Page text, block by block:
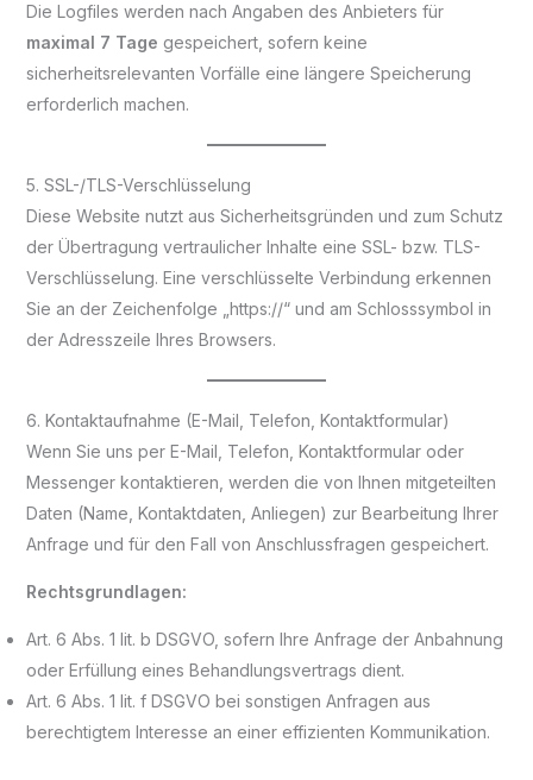
Die Logfiles werden nach Angaben des Anbieters für
maximal 7 Tage gespeichert, sofern keine
sicherheitsrelevanten Vorfälle eine längere Speicherung
erforderlich machen.
5. SSL-/TLS-Verschlüsselung
Diese Website nutzt aus Sicherheitsgründen und zum Schutz
der Übertragung vertraulicher Inhalte eine SSL- bzw. TLS-
Verschlüsselung. Eine verschlüsselte Verbindung erkennen
Sie an der Zeichenfolge „https://“ und am Schlosssymbol in
der Adresszeile Ihres Browsers.
6. Kontaktaufnahme (E-Mail, Telefon, Kontaktformular)
Wenn Sie uns per E-Mail, Telefon, Kontaktformular oder
Messenger kontaktieren, werden die von Ihnen mitgeteilten
Daten (Name, Kontaktdaten, Anliegen) zur Bearbeitung Ihrer
Anfrage und für den Fall von Anschlussfragen gespeichert.
Rechtsgrundlagen:
Art. 6 Abs. 1 lit. b DSGVO, sofern Ihre Anfrage der Anbahnung
oder Erfüllung eines Behandlungsvertrags dient.
Art. 6 Abs. 1 lit. f DSGVO bei sonstigen Anfragen aus
berechtigtem Interesse an einer effizienten Kommunikation.